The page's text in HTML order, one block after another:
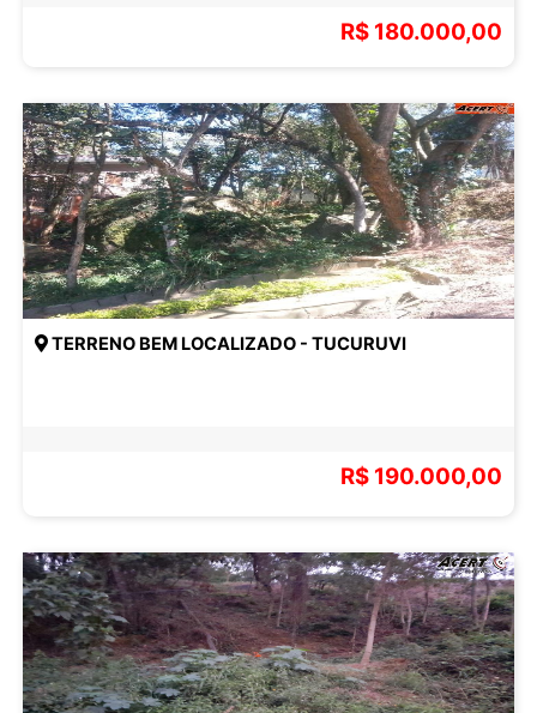
R$ 180.000,00
TERRENO BEM LOCALIZADO - TUCURUVI
R$ 190.000,00